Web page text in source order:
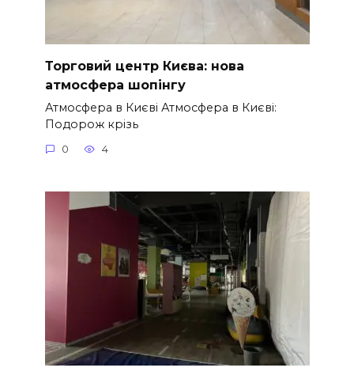
Торговий центр Києва: нова
атмосфера шопінгу
Атмосфера в Києві Атмосфера в Києві:
Подорож крізь
0 4